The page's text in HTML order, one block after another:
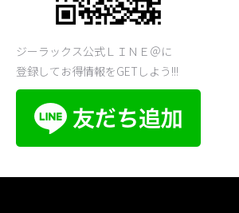
ジーラックス公式ＬＩＮＥ＠に
登録してお得情報をGETしよう!!!